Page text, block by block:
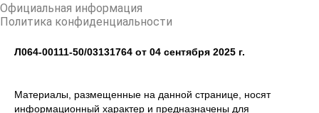
Официальная информация
Политика конфиденциальности
Л064-00111-50/03131764 от 04 сентября 2025 г.
Материалы, размещенные на данной странице, носят
информационный характер и предназначены для